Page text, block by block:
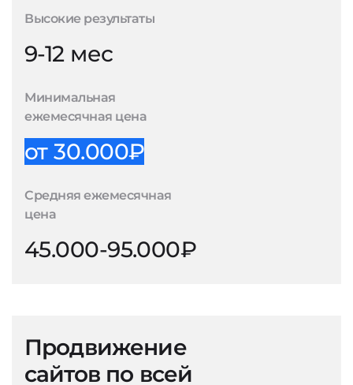
Высокие результаты
9-12 мес
Минимальная
ежемесячная цена
от 30.000₽
Средняя ежемесячная
цена
45.000-95.000₽
Продвижение
сайтов по всей